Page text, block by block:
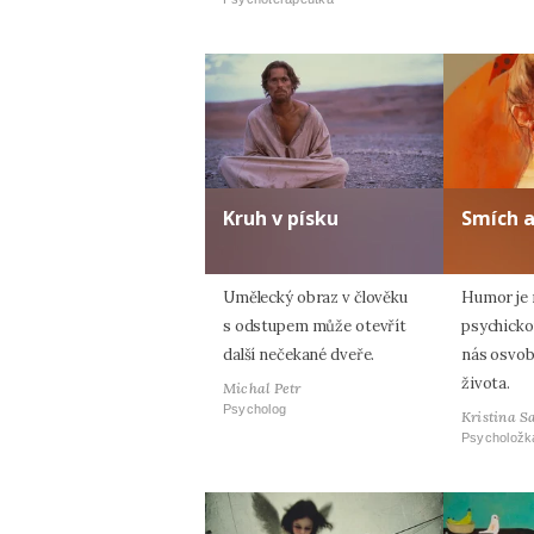
Kruh v písku
Umělecký obraz v člověku
s odstupem může otevřít
další nečekané dveře.
Michal Petr
Psycholog
Smích
Humor je
nás
života.
Kristina